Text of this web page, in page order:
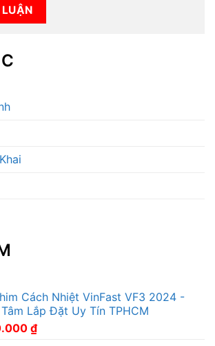
Cách Nhiệt VinFast VF3 2024 -
Lắp Đặt Uy Tín TPHCM
₫